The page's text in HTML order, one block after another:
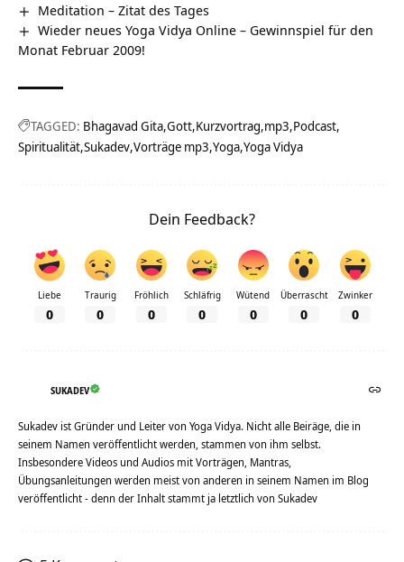
Meditation – Zitat des Tages
Wieder neues Yoga Vidya Online – Gewinnspiel für den
Monat Februar 2009!
TAGGED: Bhagavad Gita Gott Kurzvortrag mp3 Podcast
Spiritualität Sukadev Vorträge mp3 Yoga Yoga Vidya
Dein Feedback?
Liebe
0
Traurig
0
Fröhlich
0
Schläfrig
0
Wütend
0
Überrascht
0
Zwinker
0
SUKADEV
Sukadev ist Gründer und Leiter von Yoga Vidya. Nicht alle Beiräge, die in
seinem Namen veröffentlicht werden, stammen von ihm selbst.
Insbesondere Videos und Audios mit Vorträgen, Mantras,
Übungsanleitungen werden meist von anderen in seinem Namen im Blog
veröffentlicht - denn der Inhalt stammt ja letztlich von Sukadev